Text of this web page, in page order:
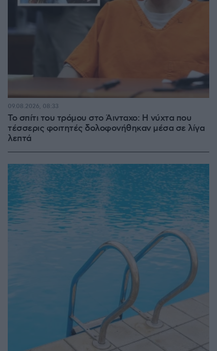
Το σπίτι του τρόμου στο Άινταχο: Η νύχτα που
τέσσερις φοιτητές δολοφονήθηκαν μέσα σε λίγα
λεπτά
09.08.2026, 08:33